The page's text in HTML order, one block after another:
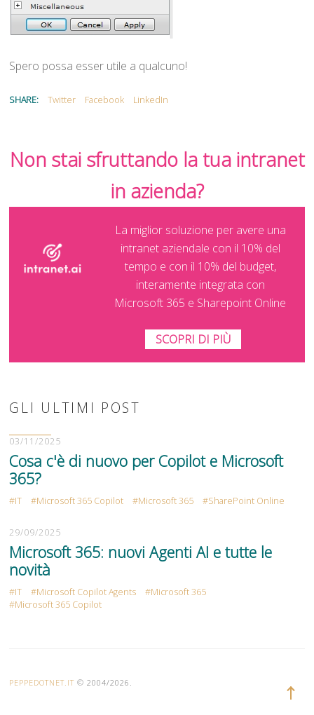
Spero possa esser utile a qualcuno!
SHARE: Twitter Facebook LinkedIn
Non stai sfruttando la tua intranet
in azienda?
La miglior soluzione per avere una
intranet aziendale con il 10% del
tempo e con il 10% del budget,
interamente integrata con
Microsoft 365 e Sharepoint Online
SCOPRI DI PIÙ
GLI ULTIMI POST
03/11/2025
Cosa c'è di nuovo per Copilot e Microsoft
365?
IT Microsoft 365 Copilot Microsoft 365 SharePoint Online
29/09/2025
Microsoft 365: nuovi Agenti AI e tutte le
novità
IT Microsoft Copilot Agents
Microsoft 365
Microsoft 365 Copilot
PEPPEDOTNET.IT © 2004/2026.
Torna